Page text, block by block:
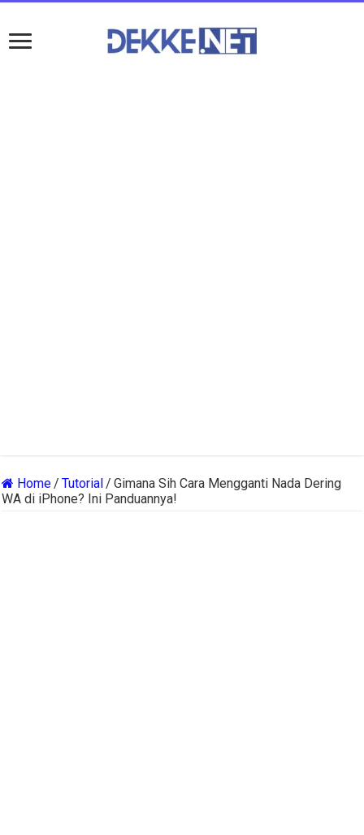
Home/ Tutorial/ Gimana Sih Cara Mengganti Nada Dering
WA di iPhone? Ini Panduannya!